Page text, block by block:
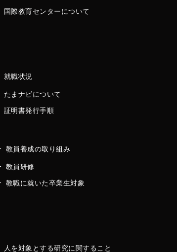
国際教育センターについて
就職状況
たまナビについて
証明書発行手順
教員養成の取り組み
教員研修
教職に就いた卒業生対象
人を対象とする研究に関すること